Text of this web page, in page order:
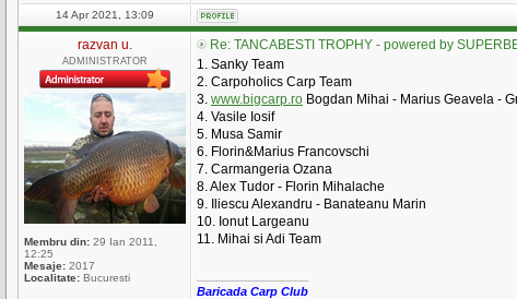
14 Apr 2021, 13:09
razvan u.
ADMINISTRATOR
Membru din: 29 Ian 2011,
12:25
Mesaje: 2017
Localitate: Bucuresti
Re: TANCABESTI TROPHY - powered by
1. Sanky Team
2. Carpoholics Carp Team
3. www.bigcarp.ro Bogdan Mihai - Marius Geavela -
4. Vasile Iosif
5. Musa Samir
6. Florin&Marius Francovschi
7. Carmangeria Ozana
8. Alex Tudor - Florin Mihalache
9. Iliescu Alexandru - Banateanu Marin
10. Ionut Largeanu
11. Mihai si Adi Team
Baricada Carp Club